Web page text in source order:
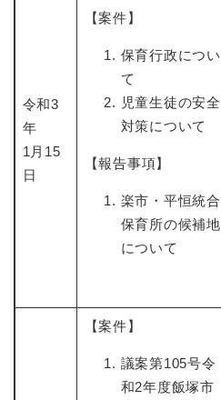
令和3
年
1月15
日
【案件】
保育行政につい
て
児童生徒の安全
対策について
【報告事項】
楽市・平恒統合
保育所の候補地
について
【案件】
議案第105号令
和2年度飯塚市